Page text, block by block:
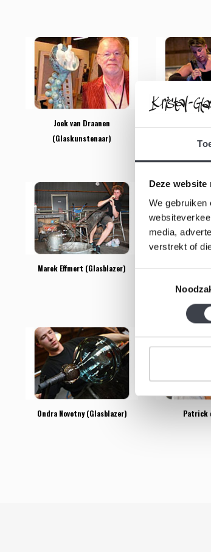
Deze
We gebruiken
media,
verstrekt of
Joek van Draanen
(Glaskunstenaar)
Marek Effmert (Glasblazer)
Marinke
Ondra Novotny (Glasblazer) Patrick